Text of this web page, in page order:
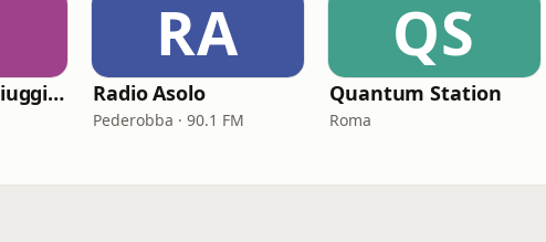
Radio Centro Fiuggi (RCF)
RA
Radio Asolo
Pederobba · 90.1 FM
QS
Quantum Station
Roma